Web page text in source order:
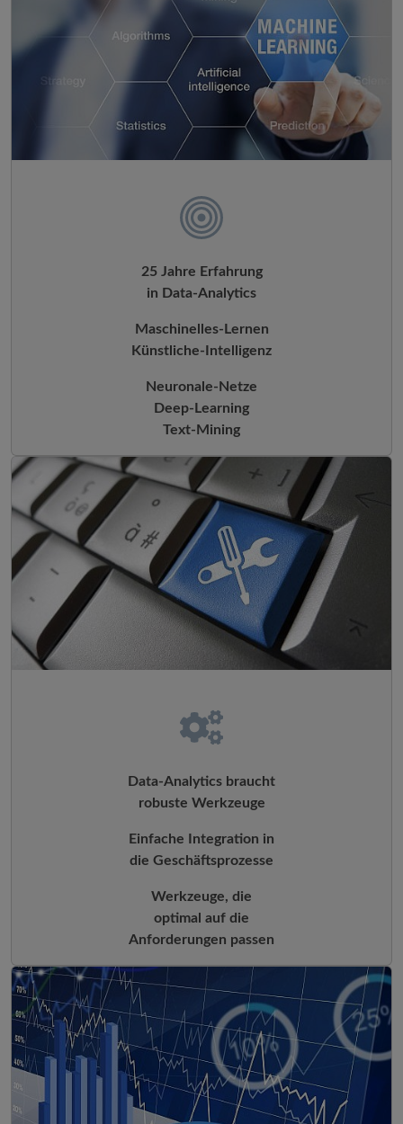
25 Jahre Erfahrung
in Data-Analytics
Maschinelles-Lernen
Künstliche-Intelligenz
Neuronale-Netze
Deep-Learning
Text-Mining
Data-Analytics braucht
robuste Werkzeuge
Einfache Integration in
die Geschäftsprozesse
Werkzeuge, die
optimal auf die
Anforderungen passen